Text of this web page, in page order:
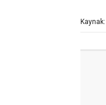
Kaynak: